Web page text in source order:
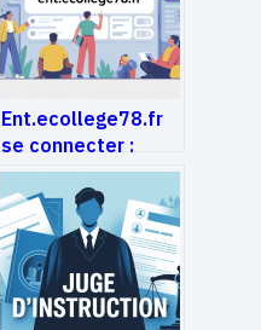
Ent.ecollege78.fr
se connecter :
guide clair pour
accéder à votre
ent